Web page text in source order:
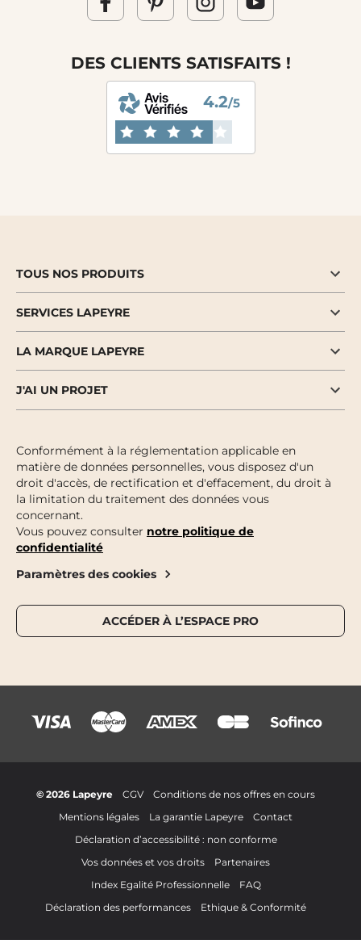
DES CLIENTS SATISFAITS !
4.2/5
TOUS NOS PRODUITS
SERVICES LAPEYRE
LA MARQUE LAPEYRE
J'AI UN PROJET
Conformément à la réglementation applicable en
matière de données personnelles, vous disposez d'un
droit d'accès, de rectification et d'effacement, du droit à
la limitation du traitement des données vous
concernant.
Vous pouvez consulter notre politique de
confidentialité
Paramètres des cookies
ACCÉDER À L’ESPACE PRO
© 2026 Lapeyre CGV
Conditions de nos offres en cours
Mentions légales
La garantie Lapeyre
Contact
Déclaration d’accessibilité : non conforme
Vos données et vos droits
Partenaires
Index Egalité Professionnelle
FAQ
Déclaration des performances
Ethique & Conformité